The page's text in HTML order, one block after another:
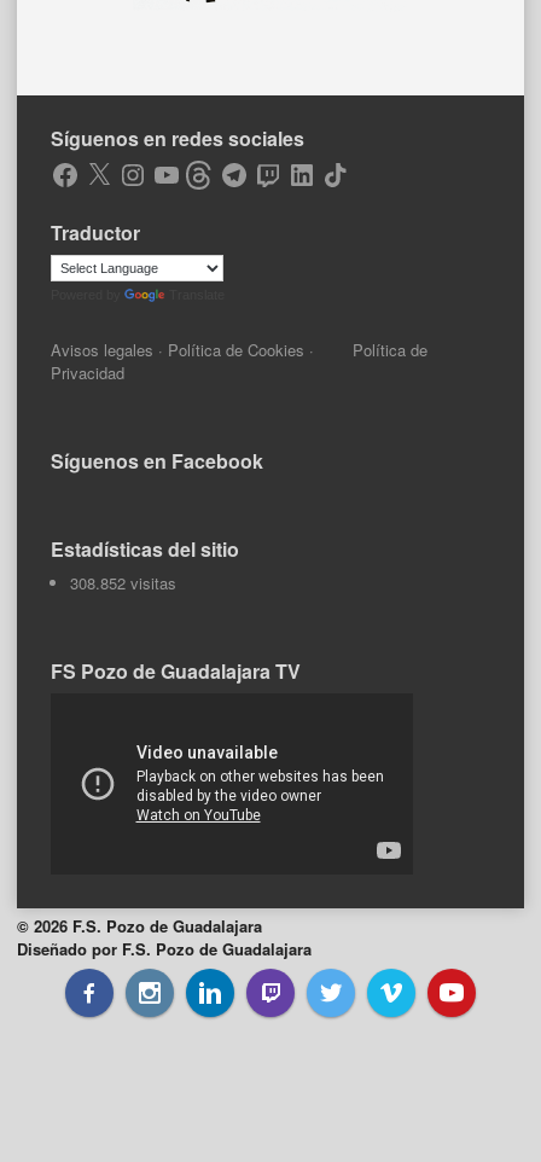
Síguenos en redes sociales
Facebook
X Instagram
YouTubeThreadsTelegramTwitchLinkedIn
TikTok
Traductor
Avisos legales · Política de Cookies · Política de
Privacidad
Síguenos en Facebook
Estadísticas del sitio
308.852 visitas
FS Pozo de Guadalajara TV
© 2026 F.S. Pozo de Guadalajara
Diseñado por F.S. Pozo de Guadalajara